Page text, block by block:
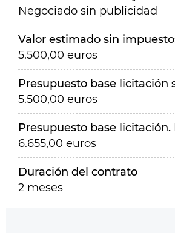
Negociado sin publicidad
Valor estimado sin
5.500,00 euros
Presupuesto base licitación
5.500,00 euros
Presupuesto base licitación.
6.655,00 euros
Duración del contrato
2 meses